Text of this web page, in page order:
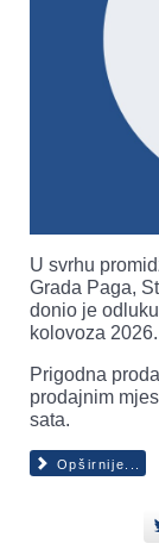
U svrhu
Grada Paga,
donio je
kolovoza
Prigodna
prodajnim
sata.
Opširnije...